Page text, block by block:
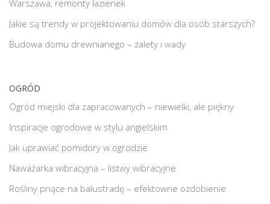
Warszawa, remonty łazienek
Jakie są trendy w projektowaniu domów dla osób starszych?
Budowa domu drewnianego – zalety i wady
OGRÓD
Ogród miejski dla zapracowanych – niewielki, ale piękny
Inspiracje ogrodowe w stylu angielskim
Jak uprawiać pomidory w ogrodzie
Naważarka wibracyjna – listwy wibracyjne
Rośliny pnące na balustradę – efektowne ozdobienie